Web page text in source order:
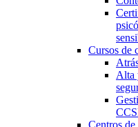
Cursos de
Alta